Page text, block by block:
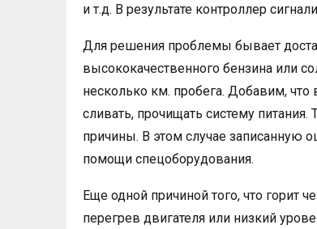
и т.д. В результате контроллер
Для решения проблемы бывает
высококачественного бензина или
несколько км. пробега. Добавим, что
сливать, прочищать систему
причины. В этом случае записанную
помощи спецоборудования.
Еще одной причиной того, что горит
перегрев двигателя или низкий